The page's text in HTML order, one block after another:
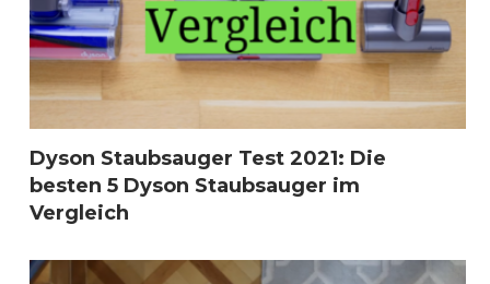
Dyson Staubsauger Test 2021: Die
besten 5 Dyson Staubsauger im
Vergleich